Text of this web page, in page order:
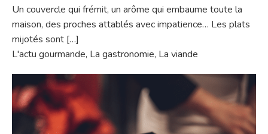
Un couvercle qui frémit, un arôme qui embaume toute la
maison, des proches attablés avec impatience… Les plats
mijotés sont […]
L'actu gourmande, La gastronomie, La viande